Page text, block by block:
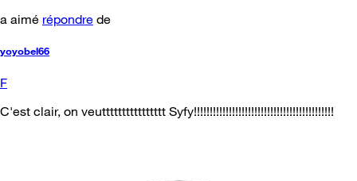
a aimé répondre de
yoyobel66
F
C'est clair, on veutttttttttttttttt Syfy!!!!!!!!!!!!!!!!!!!!!!!!!!!!!!!!!!!!!!!!!!!!